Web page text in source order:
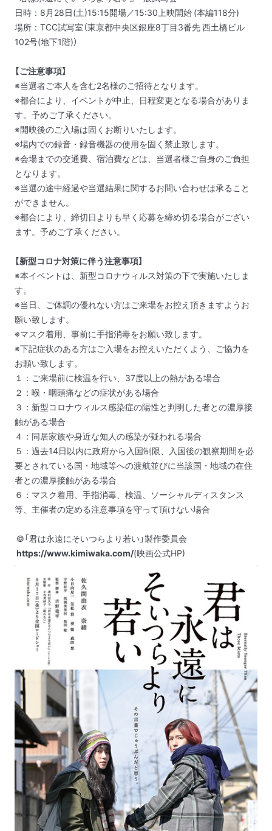
日時：8月28日(土)15:15開場／15:30上映開始 (本編118分)
場所：TCC試写室（東京都中央区銀座8丁目3番先 西土橋ビル
102号(地下1階)）
【ご注意事項】
※当選者ご本人を含む2名様のご招待となります。
※都合により、イベントが中止、日程変更となる場合がありま
す。予めご了承ください。
※開映後のご入場は固くお断りいたします。
※場内での録音・録音機器の使用を固く禁止致します。
※会場までの交通費、宿泊費などは、当選者様ご自身のご負担
となります。
※当選の途中経過や当選結果に関するお問い合わせは承ること
ができません。
※都合により、締切日よりも早く応募を締め切る場合がござい
ます。予めご了承ください。
【新型コロナ対策に伴う注意事項】
※本イベントは、新型コロナウィルス対策の下で実施いたしま
す。
※当日、ご体調の優れない方はご来場をお控え頂きますようお
願い致します。
※マスク着用、事前に手指消毒をお願い致します。
※下記症状のある方はご入場をお控えいただくよう、ご協力を
お願い致します。
１：ご来場前に検温を行い、37度以上の熱がある場合
２：喉・咽頭痛などの症状がある場合
３：新型コロナウィルス感染症の陽性と判明した者との濃厚接
触がある場合
４：同居家族や身近な知人の感染が疑われる場合
５：過去14日以内に政府から入国制限、入国後の観察期間を必
要とされている国・地域等への渡航並びに当該国・地域の在住
者との濃厚接触がある場合
６：マスク着用、手指消毒、検温、ソーシャルディスタンス
等、主催者の定める注意事項を守って頂けない場合
©「君は永遠にそいつらより若い」製作委員会
https://www.kimiwaka.com/(映画公式HP)